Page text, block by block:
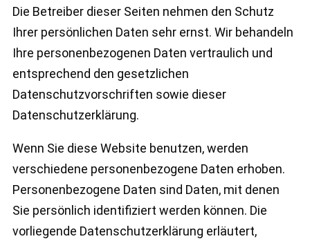
Die Betreiber dieser Seiten nehmen den Schutz
Ihrer persönlichen Daten sehr ernst. Wir behandeln
Ihre personenbezogenen Daten vertraulich und
entsprechend den gesetzlichen
Datenschutzvorschriften sowie dieser
Datenschutzerklärung.
Wenn Sie diese Website benutzen, werden
verschiedene personenbezogene Daten erhoben.
Personenbezogene Daten sind Daten, mit denen
Sie persönlich identifiziert werden können. Die
vorliegende Datenschutzerklärung erläutert,